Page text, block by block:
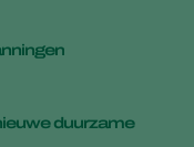
duurzame